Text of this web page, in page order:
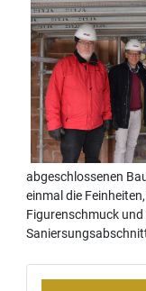
abgeschlossenen
einmal die
Figurenschmuck